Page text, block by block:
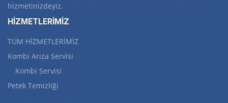
hizmetinizdeyiz.
HİZMETLERİMİZ
TÜM HİZMETLERİMİZ
Kombi Arıza Servisi
Kombi Servisi
Petek Temizliği